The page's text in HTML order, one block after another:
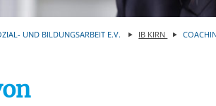
erstreckt sich nicht auf
aufgerufenen und somit gewünschten
Interessen und daher unabhängig
UND BILDUNGSARBEIT E.V. IB KIRN